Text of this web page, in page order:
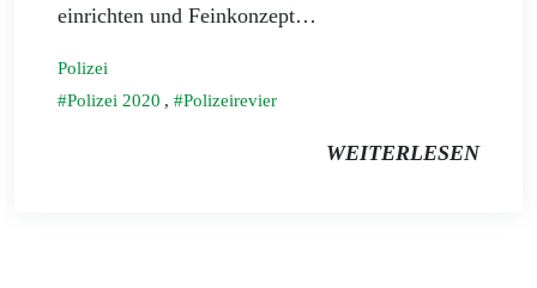
einrichten und Feinkonzept…
Polizei
Polizei 2020 , Polizeirevier
WEITERLESEN